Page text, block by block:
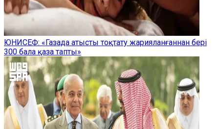
ЮНИСЕФ: «Газада атысты тоқтату жарияланғаннан бері
300 бала қаза тапты»